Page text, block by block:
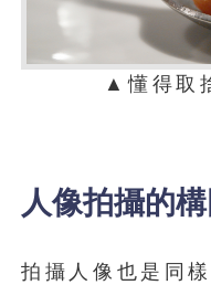
▲懂得取
人像拍攝的
拍攝人像也是同